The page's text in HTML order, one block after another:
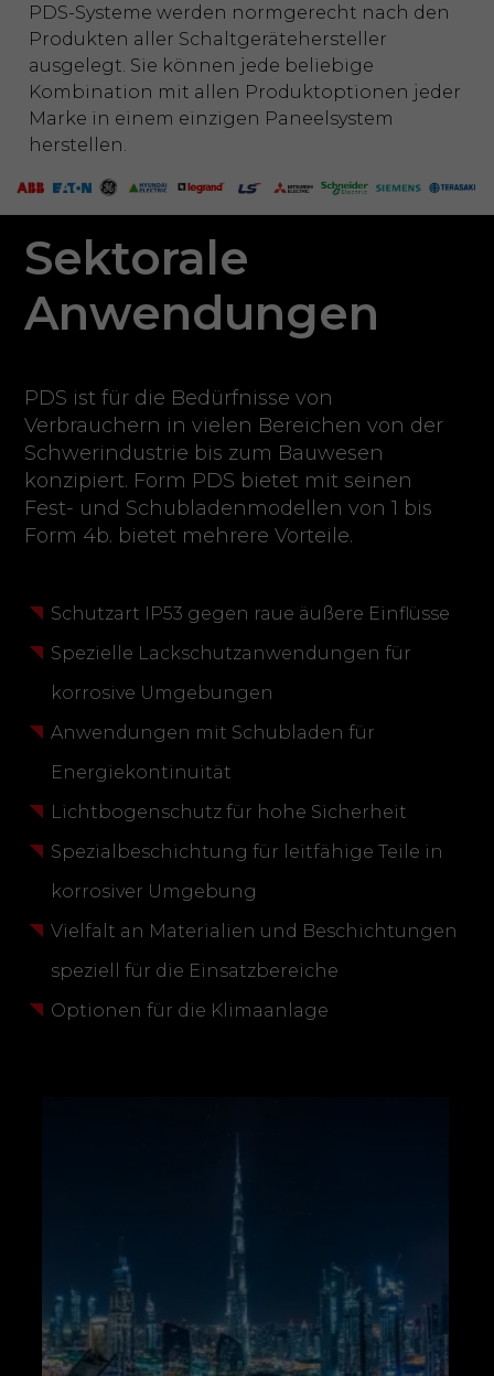
PDS-Systeme werden normgerecht nach den
Produkten aller Schaltgerätehersteller
ausgelegt. Sie können jede beliebige
Kombination mit allen Produktoptionen jeder
Marke in einem einzigen Paneelsystem
herstellen.
Sektorale
Anwendungen
PDS ist für die Bedürfnisse von
Verbrauchern in vielen Bereichen von der
Schwerindustrie bis zum Bauwesen
konzipiert. Form PDS bietet mit seinen
Fest- und Schubladenmodellen von 1 bis
Form 4b. bietet mehrere Vorteile.
Schutzart IP53 gegen raue äußere Einflüsse
Spezielle Lackschutzanwendungen für
korrosive Umgebungen
Anwendungen mit Schubladen für
Energiekontinuität
Lichtbogenschutz für hohe Sicherheit
Spezialbeschichtung für leitfähige Teile in
korrosiver Umgebung
Vielfalt an Materialien und Beschichtungen
speziell für die Einsatzbereiche
Optionen für die Klimaanlage